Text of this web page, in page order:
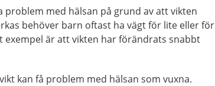
med hälsan på grund av att vikten
behöver barn oftast ha vägt för lite eller för
exempel är att vikten har förändrats snabbt
kan få problem med hälsan som vuxna.